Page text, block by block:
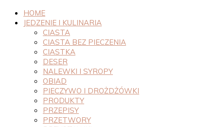
HOME
JEDZENIE I KULINARIA
CIASTA
CIASTA BEZ PIECZENIA
CIASTKA
DESER
NALEWKI I SYROPY
OBIAD
PIECZYWO I DROŻDŻÓWKI
PRODUKTY
PRZEPISY
PRZETWORY